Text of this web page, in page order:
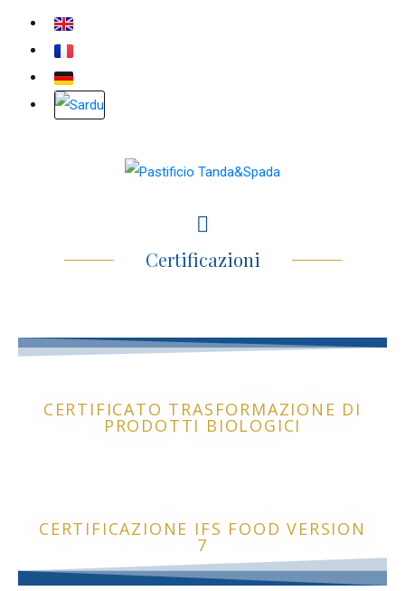
Certificazioni
CERTIFICATO TRASFORMAZIONE DI
PRODOTTI BIOLOGICI
CERTIFICAZIONE IFS FOOD VERSION
7